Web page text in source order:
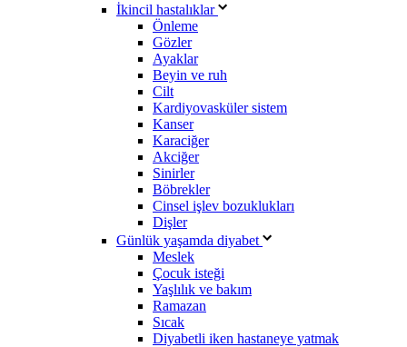
İkincil hastalıklar
Önleme
Gözler
Ayaklar
Beyin ve ruh
Cilt
Kardiyovasküler sistem
Kanser
Karaciğer
Akciğer
Sinirler
Böbrekler
Cinsel işlev bozuklukları
Dişler
Günlük yaşamda diyabet
Meslek
Çocuk isteği
Yaşlılık ve bakım
Ramazan
Sıcak
Diyabetli iken hastaneye yatmak